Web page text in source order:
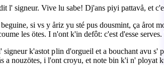
l' signeur. Vive lu sabe! Dj'ans piyi pattavå, et
si vs y åriz yu sté pus dousmint, ça årot
les ötes. I n'ont k'in defôt: c'est d'esse serves.
k'astot plin d'orgueil et a bouchant avu s'
a nouzötes, i l'ont croyu, et note bin k'i n' ployat